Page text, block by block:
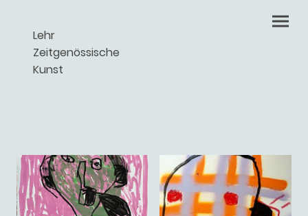
Lehr
Zeitgenössische
Kunst